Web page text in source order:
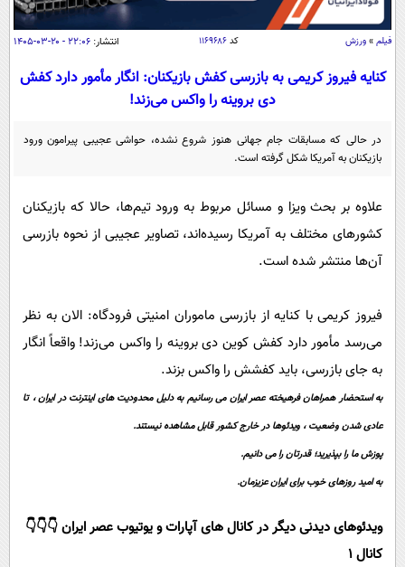
سیاسی
اقتصاد
خودرو
جامعه
اجتماعی
یک برش دانایی
محیط زیست
ورزشی
باشگاه مغز
مجله تصویری سلاح
اقتصاد
ورزش
سیاست
عصر ایران 2
خواندنی ها و دیدنی ها
داستان کوتاه
آموزش زبان
فیلم » ورزش کد۱۱۶۹۶۸۶ انتشار: ۲۲:۰۶ - ۲۰-۰۳-۱۴۰۵
کنایه فیروز کریمی به بازرسی کفش بازیکنان: انگار مأمور دارد کفش
دی بروینه را واکس می‌زند!
در حالی که مسابقات جام جهانی هنوز شروع نشده، حواشی عجیبی پیرامون ورود
بازیکنان به آمریکا شکل گرفته است.
علاوه بر بحث ویزا و مسائل مربوط به ورود تیم‌ها، حالا که بازیکنان
کشورهای مختلف به آمریکا رسیده‌اند، تصاویر عجیبی از نحوه بازرسی
آن‌ها منتشر شده است.
فیروز کریمی با کنایه از بازرسی ماموران امنیتی فرودگاه: الان به نظر
می‌رسد مأمور دارد کفش کوین دی بروینه را واکس می‌زند! واقعاً انگار
به جای بازرسی، باید کفشش را واکس بزند.
به استحضار همراهان فرهیخته عصر ایران می رسانیم به دلیل محدودیت های اینترنت در ایران ، تا
عادی شدن وضعیت ، ویدئوها در خارج کشور قابل مشاهده نیستند.
پوزش ما را بپذیرید؛ قدرتان را می دانیم.
به امید روزهای خوب برای ایران عزیزمان.
ویدئوهای دیدنی دیگر در کانال های آپارات و یوتیوب عصر ایران 👇👇👇
کانال 1